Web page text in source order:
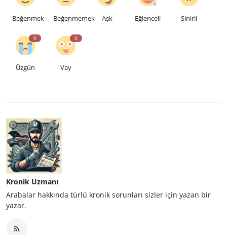
Beğenmek Beğenmemek Aşk Eğlenceli Sinirli
0
Üzgün
0
Vay
Kronik Uzmanı
Arabalar hakkında türlü kronik sorunları sizler için yazan bir
yazar.